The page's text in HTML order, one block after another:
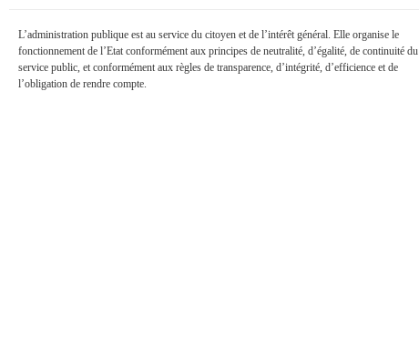
L’administration publique est au service du citoyen et de l’intérêt général. Elle organise le
fonctionnement de l’Etat conformément aux principes de neutralité, d’égalité, de continuité du
service public, et conformément aux règles de transparence, d’intégrité, d’efficience et de
l’obligation de rendre compte.